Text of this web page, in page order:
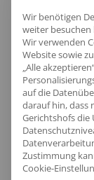
Der
eine
weiches
höchsten
Wir benötigen
weiter
Wir verwenden
Website sowie
„Alle
auf die
darauf hin, dass
Gerichtshofs die
Zustimmung
Cookie-